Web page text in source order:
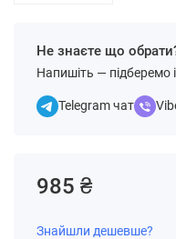
Не знаєте що
Напишіть — підберемо
Telegram чат
985 ₴
Знайшли дешевше?